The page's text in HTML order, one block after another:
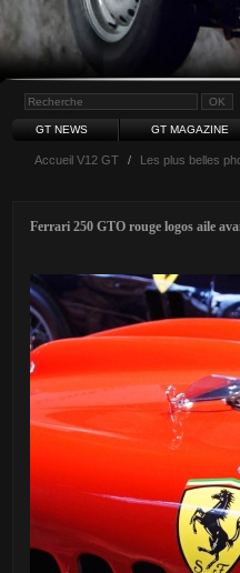
GT NEWS GT MAGAZINE
Accueil V12 GT / Les plus belles
Ferrari 250 GTO rouge logos aile